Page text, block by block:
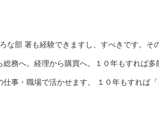
な部 署も経験できますし、すべきです。そ
務へ。経理から購買へ。１０年もすれば多
事・職場で活かせます。 １０年もすれば